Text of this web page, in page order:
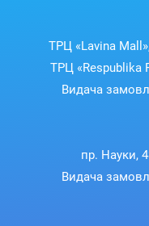
ТРЦ «Lavina
ТРЦ «Respublika
Видача
пр. Науки,
Видача